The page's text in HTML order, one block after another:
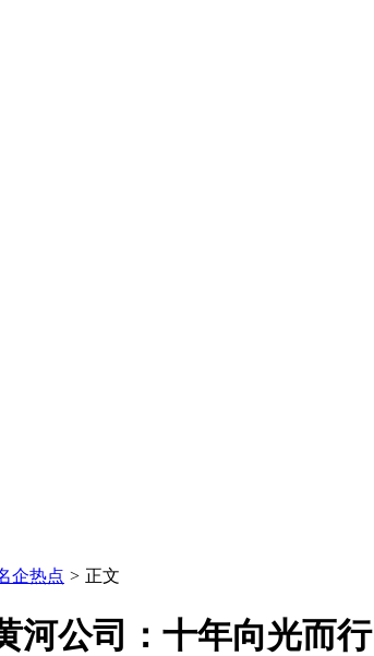
企热点 > 正文
河公司：十年向光而